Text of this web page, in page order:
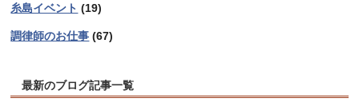
糸島イベント (19)
調律師のお仕事 (67)
最新のブログ記事一覧